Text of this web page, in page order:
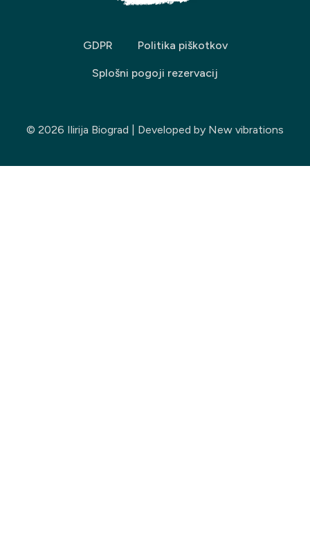
GDPR Politika piškotkov
Splošni pogoji rezervacij
© 2026 Ilirija Biograd | Developed by New vibrations